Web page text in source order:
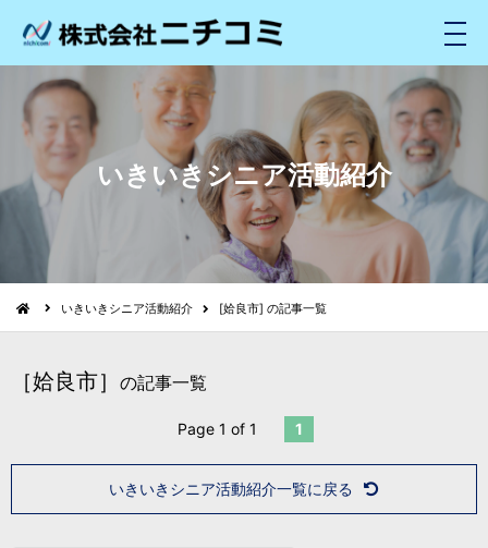
メ
ニ
ュ
いきいきシニア活動紹介
いきいきシニア活動紹介 [姶良市] の記事一覧
［姶良市］ の記事一覧
Page 1 of 1 1
いきいきシニア活動紹介一覧に戻る